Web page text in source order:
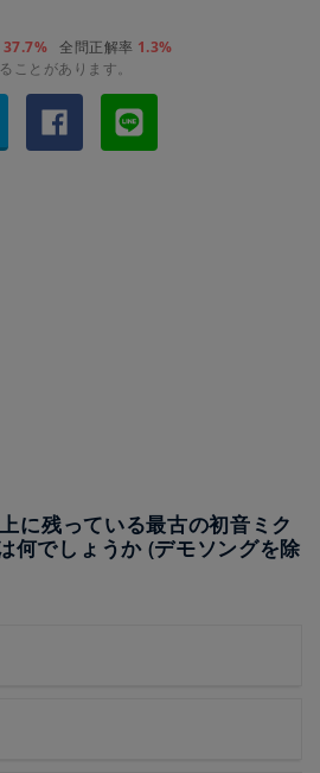
37.7% 全問正解率 1.3%
ことがあります。
に残っている最古の初音ミク
何でしょうか (デモソングを除